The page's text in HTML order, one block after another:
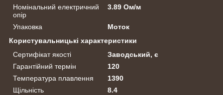
Номінальний електричний
опір
3.89 Ом/м
Упаковка
Моток
Користувальницькі характеристики
Сертифікат якості
Заводський, є
Гарантійний термін
120
Температура плавлення
1390
Щільність
8.4